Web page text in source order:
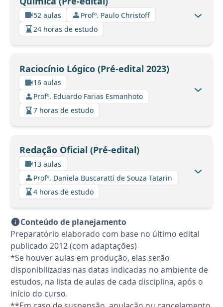
52 aulas
Profº. Paulo Christoff
24 horas de estudo
Raciocínio Lógico (Pré-edital 2023)
16 aulas
Profº. Eduardo Farias Esmanhoto
7 horas de estudo
Redação Oficial (Pré-edital)
13 aulas
Profº. Daniela Buscaratti de Souza Tatarin
4 horas de estudo
Conteúdo de planejamento
Preparatório elaborado com base no último edital
publicado 2012 (com adaptações)
*Se houver aulas em produção, elas serão
disponibilizadas nas datas indicadas no ambiente de
estudos, na lista de aulas de cada disciplina, após o
início do curso.